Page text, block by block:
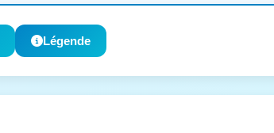
Légende